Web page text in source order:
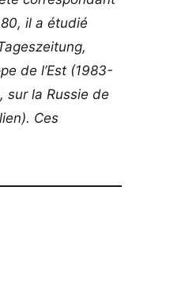
il a étudié
de l’Est (1983-
sur la Russie de
Ces